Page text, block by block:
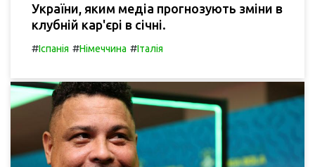
України, яким медіа прогнозують зміни в
клубній кар'єрі в січні.
#Іспанія #Німеччина #Італія